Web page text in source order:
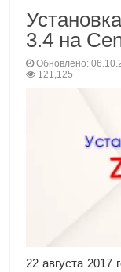
3.4 на
Обновлено:
121,125
22 августа 2017